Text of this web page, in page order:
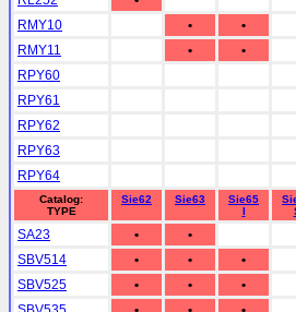
RMY10
• •
RMY11
• •
RPY60
RPY61
RPY62
RPY63
RPY64
Catalog:
TYPE
Sie62 Sie63
Sie65
I
SA23 •
•
SBV514
• • •
SBV525
• • •